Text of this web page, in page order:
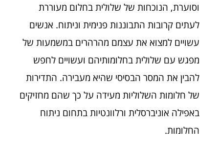
וסוערת, הנוכחות של שלולית בחלום מעוררת
לעתים קרובות התבוננות פנימית וניתוח. אנשים
עשויים למצוא את עצמם מהרהרים במשמעות של
מפגש עם שלולית בחלומותיהם ועשויים לחפש
להבין את המסר הבסיסי שהיא מעבירה. התדירות
של חלומות השלוליות מעידה על כך שהם מחזיקים
באפילה אוניברסלית ורלוונטיות בתחום ניתוח
החלומות.